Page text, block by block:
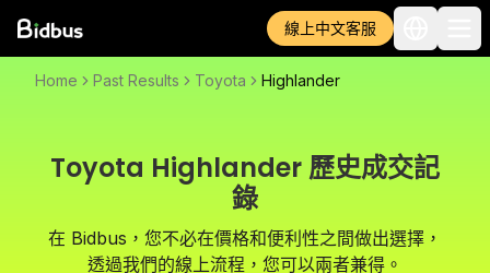
線上中文客服
Home Past Results Toyota Highlander
Toyota Highlander 歷史成交記
錄
在 Bidbus，您不必在價格和便利性之間做出選擇，
透過我們的線上流程，您可以兩者兼得。